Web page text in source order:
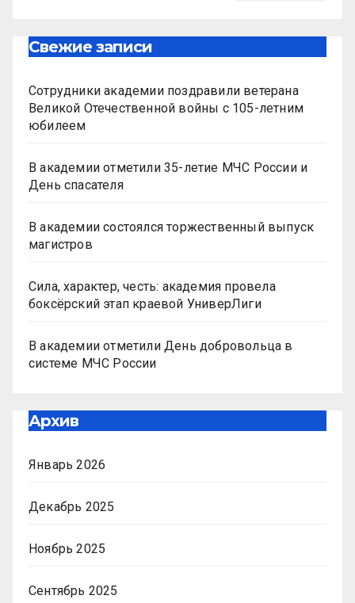
Свежие записи
Сотрудники академии поздравили ветерана
Великой Отечественной войны с 105-летним
юбилеем
В академии отметили 35-летие МЧС России и
День спасателя
В академии состоялся торжественный выпуск
магистров
Сила, характер, честь: академия провела
боксёрский этап краевой УниверЛиги
В академии отметили День добровольца в
системе МЧС России
Архив
Январь 2026
Декабрь 2025
Ноябрь 2025
Сентябрь 2025